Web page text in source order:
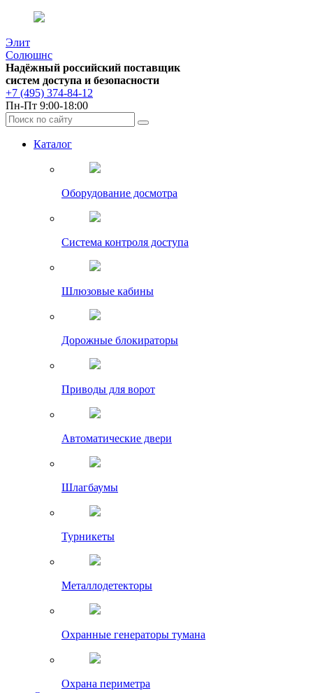
Элит
Солюшнс
Надёжный российский поставщик
систем доступа и безопасности
+7 (495) 374-84-12
Пн-Пт 9:00-18:00
Каталог
Оборудование досмотра
Система контроля доступа
Шлюзовые кабины
Дорожные блокираторы
Приводы для ворот
Автоматические двери
Шлагбаумы
Турникеты
Металлодетекторы
Охранные генераторы тумана
Охрана периметра